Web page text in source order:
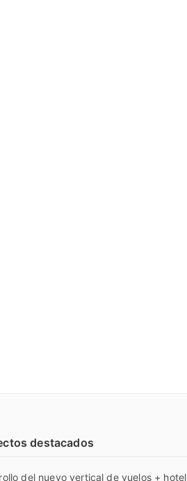
destacados
del nuevo vertical de vuelos + hotel